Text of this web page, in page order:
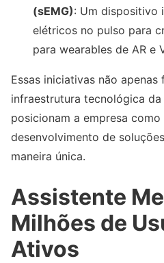
(sEMG): Um dispositivo
elétricos no pulso para
para wearables de AR e
Essas iniciativas não apenas
infraestrutura tecnológica
posicionam a empresa
desenvolvimento de
maneira única.
Assistente
Milhões de
Ativos